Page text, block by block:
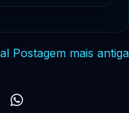
Postagem mais antiga